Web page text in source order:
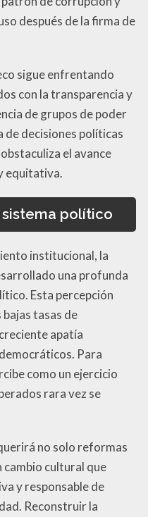
después de la firma de
sigue enfrentando
con la transparencia y
de grupos de poder
de decisiones políticas
el avance
equitativa.
sistema político
institucional, la
una profunda
Esta percepción
tasas de
apatía
Para
como un ejercicio
rara vez se
no solo reformas
cultural que
y responsable de
Reconstruir la